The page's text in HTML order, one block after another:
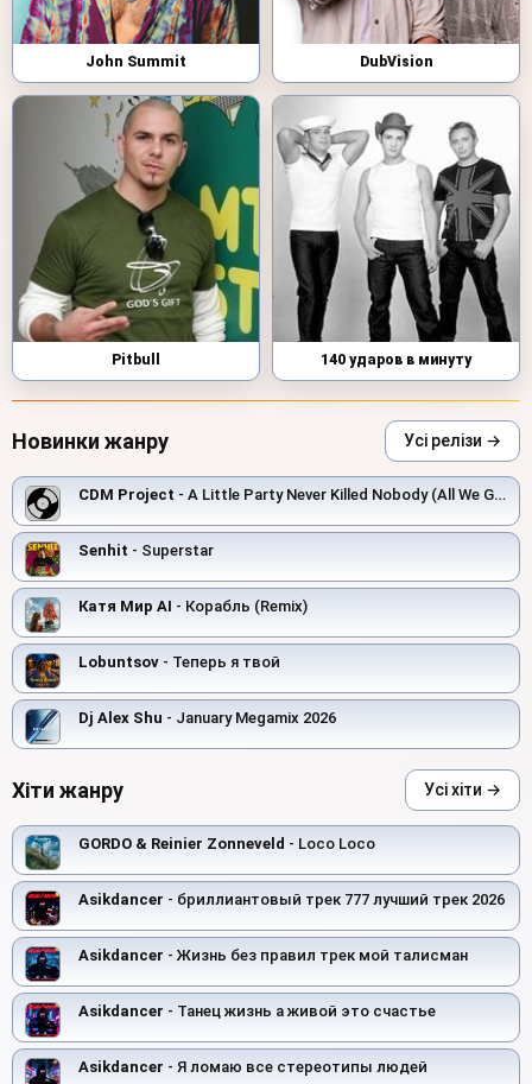
John Summit DubVision
Pitbull 140 ударов в минуту
Новинки жанру Усі релізи →
CDM Project - A Little Party Never Killed Nobody (All We Got)
Senhit - Superstar
Катя Мир AI - Корабль (Remix)
Lobuntsov - Теперь я твой
Dj Alex Shu - January Megamix 2026
Хіти жанру Усі хіти →
GORDO & Reinier Zonneveld - Loco Loco
Asikdancer - бриллиантовый трек 777 лучший трек 2026
Asikdancer - Жизнь без правил трек мой талисман
Asikdancer - Танец жизнь а живой это счастье
Asikdancer - Я ломаю все стереотипы людей